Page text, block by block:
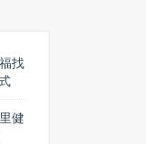
找
健